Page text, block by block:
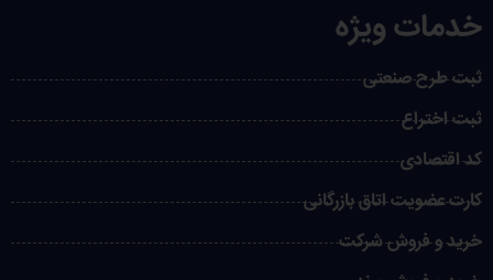
خدمات ویژه
ثبت طرح صنعتی
ثبت اختراع
کد اقتصادی
کارت عضویت اتاق بازرگانی
خرید و فروش شرکت